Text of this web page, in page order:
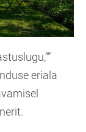
eriala